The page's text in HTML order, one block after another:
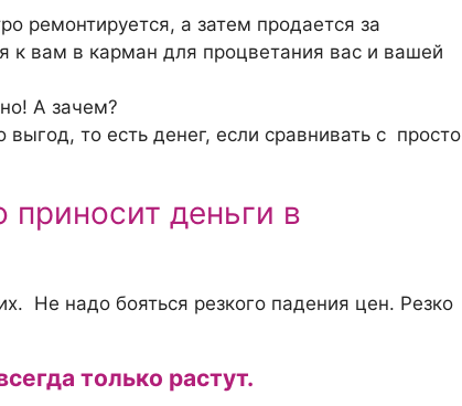
ремонтируется, а затем продается за
к вам в карман для процветания вас и вашей
А зачем?
то есть денег, если сравнивать с просто
деньги в
Не надо бояться резкого падения цен. Резко
только растут.